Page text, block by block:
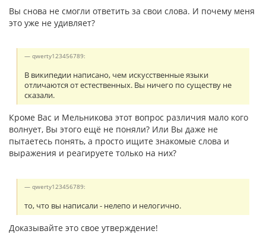
Вы снова не смогли ответить за свои слова. И почему меня
это уже не удивляет?
qwerty123456789:
В википедии написано, чем искусственные языки
отличаются от естественных. Вы ничего по существу не
сказали.
Кроме Вас и Мельникова этот вопрос различия мало кого
волнует, Вы этого ещё не поняли? Или Вы даже не
пытаетесь понять, а просто ищите знакомые слова и
выражения и реагируете только на них?
qwerty123456789:
то, что вы написали - нелепо и нелогично.
Доказывайте это свое утверждение!